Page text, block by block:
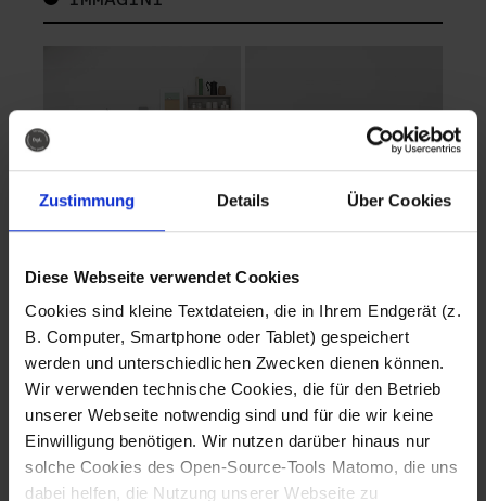
Zustimmung Details Über Cookies
Diese Webseite verwendet Cookies
Cookies sind kleine Textdateien, die in Ihrem Endgerät (z.
B. Computer, Smartphone oder Tablet) gespeichert
werden und unterschiedlichen Zwecken dienen können.
Wir verwenden technische Cookies, die für den Betrieb
unserer Webseite notwendig sind und für die wir keine
Einwilligung benötigen. Wir nutzen darüber hinaus nur
solche Cookies des Open-Source-Tools Matomo, die uns
dabei helfen, die Nutzung unserer Webseite zu
Fotografo: Lorenz
Sternbach
Download
Fotografo: Lorenz
Sternbach
Download